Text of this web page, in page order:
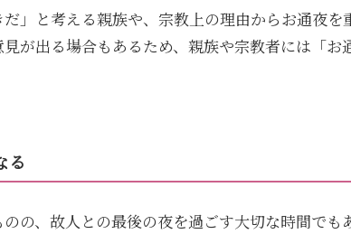
」と考える親族や、宗教上の理由からお通夜を
が出る場合もあるため、親族や宗教者には「
る
の、故人との最後の夜を過ごす大切な時間でも